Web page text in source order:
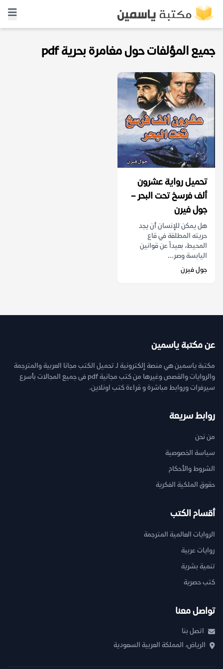
جميع المؤلفات حول مغامرة بحرية pdf
تحميل رواية عشرون
ألف فرسخ تحت البحر –
جول فيرن
هل يمكن للإنسان أن يجد
حريته المطلقة في قاع
المحيط، بعيداً عن قوانين
اليابسة وصر...
جول فيرن
عن مكتبة ياسمين
مكتبة ياسمين هي منصة إلكترونية لـ تحميل الكتب مجانا العربية والمترجمة
والروايات والقصص وغيرها من كتب مجانية pdf فى جميع المجالات بأسرع
سيرفرات وروابط مباشرة و قراءة كتب اونلاين.
روابط سريعة
من نحن
سياسة الخصوصية
الشروط والأحكام
حقوق الملكية الفكرية
أقسام الكتب
الروايات العالمية المترجمة
روايات عربية
تنمية بشرية
كتب حصرية
تواصل معنا
اتصل بنا
الرياض، المملكة العربية السعودية